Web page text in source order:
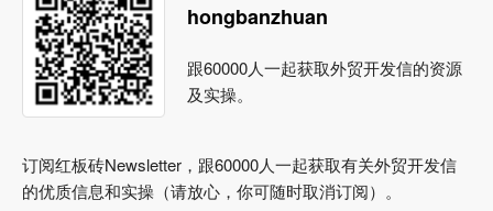
hongbanzhuan
跟60000人一起获取外贸开发信的资源
及实操。
订阅红板砖Newsletter，跟60000人一起获取有关外贸开发信
的优质信息和实操（请放心，你可随时取消订阅）。